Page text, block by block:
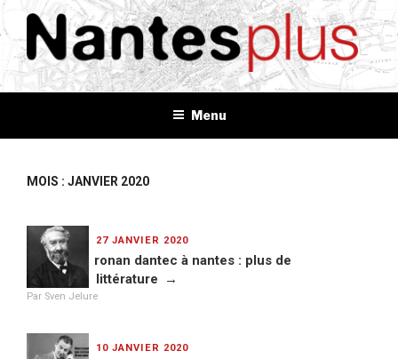
Aller
au
contenu
principal
NANTES+
Plus d'informations, plus d'idées, plus de tout
Menu
MOIS : JANVIER 2020
27 JANVIER 2020
ronan dantec à nantes : plus de
littérature
Par Sven Jelure
10 JANVIER 2020